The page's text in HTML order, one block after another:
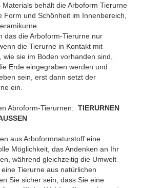
behält die Arboform Tierurne
Form und Schönheit im Innenbereich,
das die Arboform-Tierurne nur
die Tierurne in Kontakt mit
wie sie im Boden vorhanden sind,
Erde eingegraben werden und
sein, erst dann setzt der
ein.
Abroform-Tierurnen: TIERURNEN
aus Arboformnaturstoff eine
Möglichkeit, das Andenken an Ihr
während gleichzeitig die Umwelt
Tierurne aus natürlichen
Sie sicher sein, dass Sie eine